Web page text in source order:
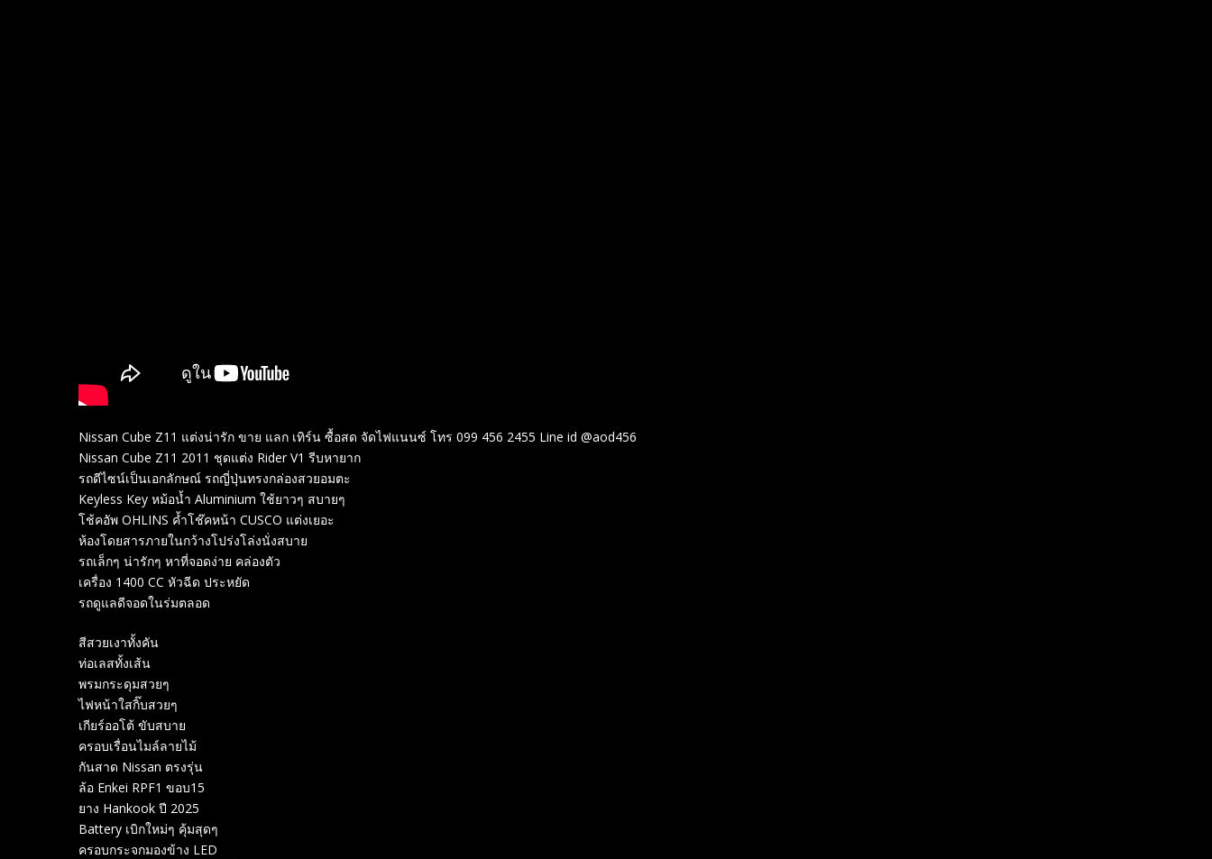
Nissan Cube Z11 แต่งน่ารัก ขาย แลก เทิร์น ซื้อสด จัดไฟแนนซ์ โทร 099 456 2455 Line id @aod456
Nissan Cube Z11 2011 ชุดแต่ง Rider V1 รีบหายาก
รถดีไซน์เป็นเอกลักษณ์ รถญี่ปุ่นทรงกล่องสวยอมตะ
Keyless Key หม้อน้ำ Aluminium ใช้ยาวๆ สบายๆ
โช้คอัพ OHLINS ค้ำโช๊คหน้า CUSCO แต่งเยอะ
ห้องโดยสารภายในกว้างโปร่งโล่งนั่งสบาย
รถเล็กๆ น่ารักๆ หาที่จอดง่าย คล่องตัว
เครื่อง 1400 CC หัวฉีด ประหยัด
รถดูแลดีจอดในร่มตลอด
สีสวยเงาทั้งคัน
ท่อเลสทั้งเส้น
พรมกระดุมสวยๆ
ไฟหน้าใสกิ๊บสวยๆ
เกียร์ออโต้ ขับสบาย
ครอบเรื่อนไมล์ลายไม้
กันสาด Nissan ตรงรุ่น
ล้อ Enkei RPF1 ขอบ15
ยาง Hankook ปี 2025
Battery เบิกใหม่ๆ คุ้มสุดๆ
ครอบกระจกมองข้าง LED